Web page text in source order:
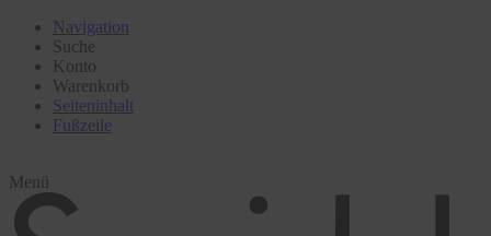
Navigation
Suche
Konto
Warenkorb
Seiteninhalt
Fußzeile
Menü